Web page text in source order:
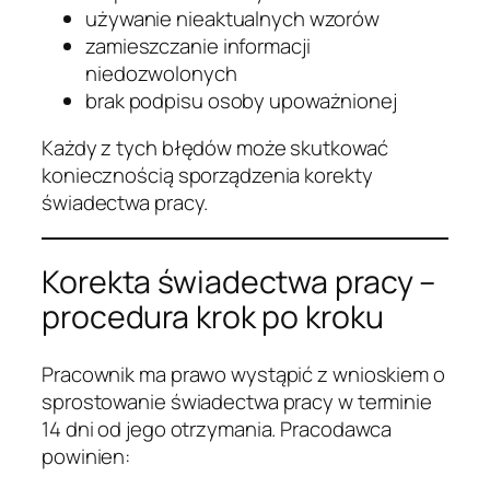
używanie nieaktualnych wzorów
zamieszczanie informacji
niedozwolonych
brak podpisu osoby upoważnionej
Każdy z tych błędów może skutkować
koniecznością sporządzenia korekty
świadectwa pracy.
Korekta świadectwa pracy –
procedura krok po kroku
Pracownik ma prawo wystąpić z wnioskiem o
sprostowanie świadectwa pracy w terminie
14 dni od jego otrzymania. Pracodawca
powinien: